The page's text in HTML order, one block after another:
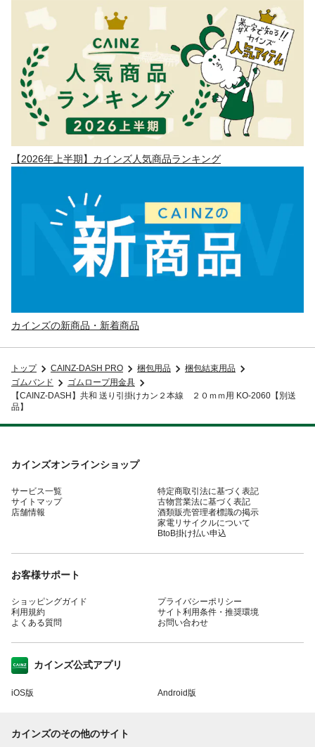
【2026年上半期】カインズ人気商品ランキング
カインズの新商品・新着商品
トップ CAINZ-DASH PRO 梱包用品
梱包結束用品
ゴムバンド
ゴムロープ用金具
【CAINZ-DASH】共和 送り引掛けカン２本線 ２０ｍｍ用 KO-2060【別送
品】
カインズオンラインショップ
サービス一覧
サイトマップ
店舗情報
特定商取引法に基づく表記
古物営業法に基づく表記
酒類販売管理者標識の掲示
家電リサイクルについて
BtoB掛け払い申込
お客様サポート
ショッピングガイド
利用規約
よくある質問
プライバシーポリシー
サイト利用条件・推奨環境
お問い合わせ
カインズ公式アプリ
iOS版 Android版
カインズのその他のサイト